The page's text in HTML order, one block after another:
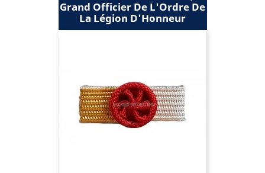
Grand Officier De L'Ordre De
La Légion D'Honneur